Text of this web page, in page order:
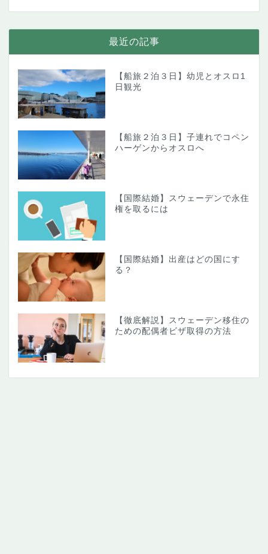
最近の記事
【船旅２泊３日】幼児とオスロ1
日観光
【船旅２泊３日】子連れでコペン
ハーゲンからオスロへ
【国際結婚】スウェーデンで永住
権を取るには
【国際結婚】出産はどの国にす
る？
【徹底解説】スウェーデン移住の
ための配偶者ビザ取得の方法